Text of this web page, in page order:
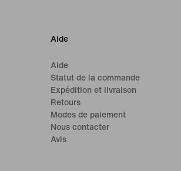
Aide
Aide
Statut de la commande
Expédition et livraison
Retours
Modes de paiement
Nous contacter
Avis